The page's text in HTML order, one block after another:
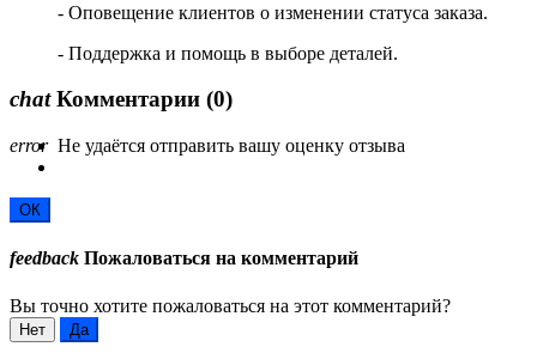
- Оповещение клиентов о изменении статуса заказа.
- Поддержка и помощь в выборе деталей.
chat Комментарии (0)
error Не удаётся отправить вашу оценку отзыва
ОК
feedback Пожаловаться на комментарий
Вы точно хотите пожаловаться на этот комментарий?
Нет Да